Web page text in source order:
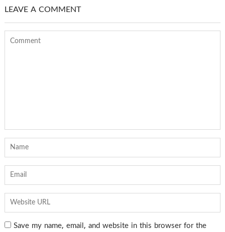
LEAVE A COMMENT
Save my name, email, and website in this browser for the